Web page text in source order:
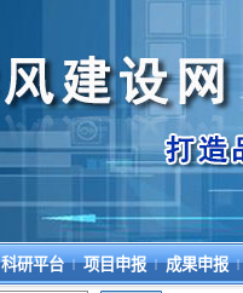
科研平台 | 项目申报 | 成果申报 |